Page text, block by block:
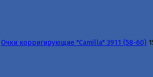
Очки корригирующие "Camilla" 3911 (58-60)